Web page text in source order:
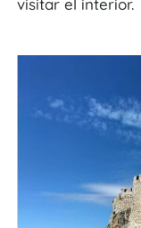
visitar el interior.